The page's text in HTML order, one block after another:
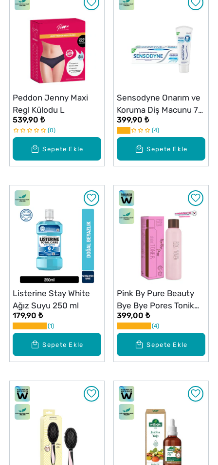
Sepete Ekle
Peddon Jenny Maxi
Regl Külodu L
539,90 ₺
0
Sepete Ekle
Sensodyne Onarım ve
Koruma Diş Macunu 75
ml
399,90 ₺
4
Sepete Ekle
Listerine Stay White
Ağız Suyu 250 ml
179,90 ₺
1
Sepete Ekle
Pink By Pure Beauty
Bye Bye Pores Tonik
250 ml S24
399,00 ₺
4